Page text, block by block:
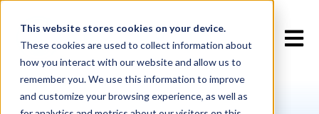
This website stores cookies on your device.
These cookies are used to collect information about
how you interact with our website and allow us to
remember you. We use this information to improve
and customize your browsing experience, as well as